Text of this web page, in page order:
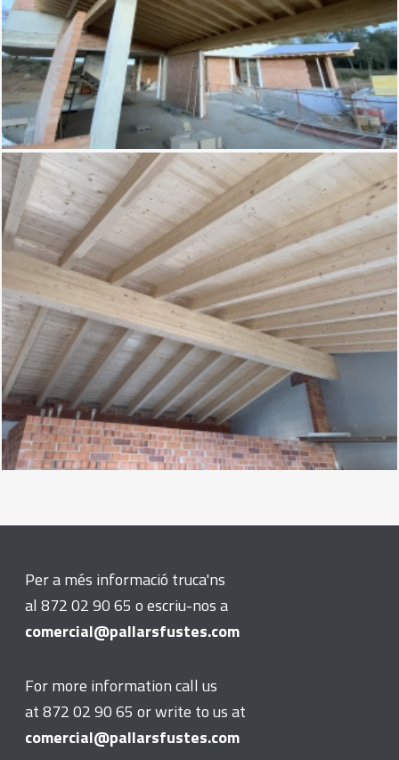
Per a més informació truca'ns
al 872 02 90 65 o escriu-nos a
comercial@pallarsfustes.com
For more information call us
at 872 02 90 65 or write to us at
comercial@pallarsfustes.com